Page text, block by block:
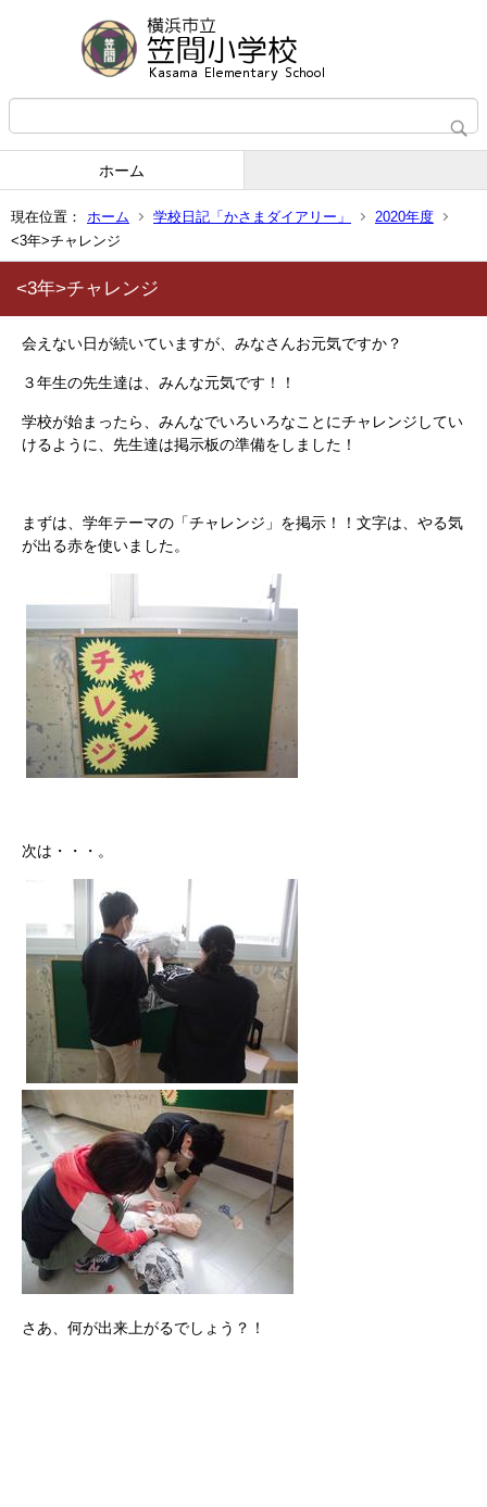
ホーム
現在位置： ホーム 学校日記「かさまダイアリー」
2020年度
<3年>チャレンジ
<3年>チャレンジ
会えない日が続いていますが、みなさんお元気ですか？
３年生の先生達は、みんな元気です！！
学校が始まったら、みんなでいろいろなことにチャレンジしてい
けるように、先生達は掲示板の準備をしました！
まずは、学年テーマの「チャレンジ」を掲示！！文字は、やる気
が出る赤を使いました。
次は・・・。
さあ、何が出来上がるでしょう？！